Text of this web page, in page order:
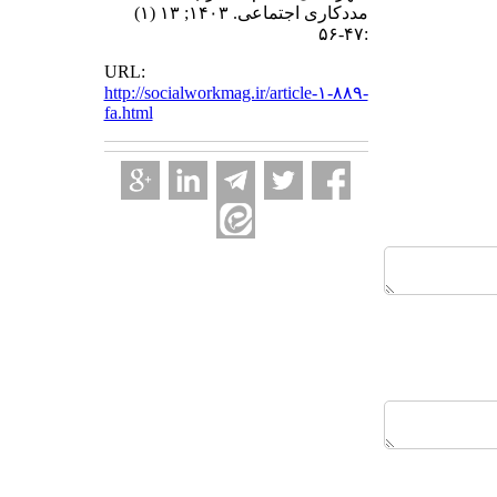
مددکاری اجتماعی. ۱۴۰۳; ۱۳ (۱)
:۴۷-۵۶
URL:
http://socialworkmag.ir/article-۱-۸۸۹-
fa.html